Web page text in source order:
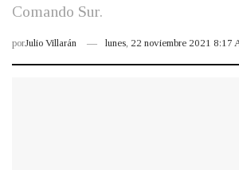
Comando Sur.
porJulio Villarán lunes, 22 noviembre 2021 8:17